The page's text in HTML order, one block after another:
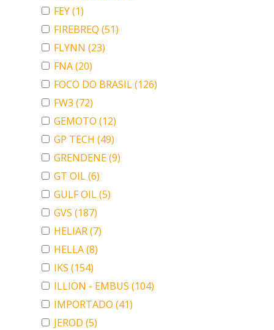
FEY(1)
FIREBREQ (51)
FLYNN (23)
FNA(20)
FOCO DO BRASIL(126)
FW3 (72)
GEMOTO (12)
GP TECH (49)
GRENDENE(9)
GT OIL(6)
GULF OIL(5)
GVS (187)
HELIAR(7)
HELLA(8)
IKS (154)
ILLION - EMBUS (104)
IMPORTADO (41)
JEROD (5)